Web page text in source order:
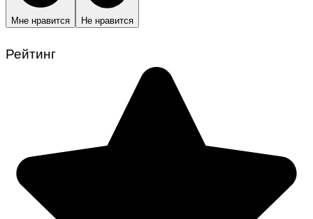
Мне нравится Не нравится
Рейтинг